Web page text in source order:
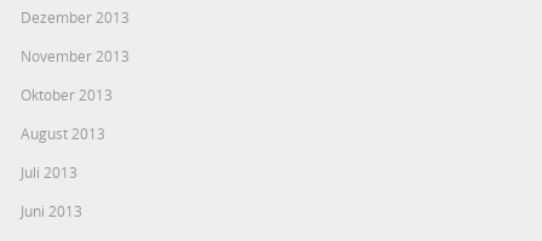
Dezember 2013
November 2013
Oktober 2013
August 2013
Juli 2013
Juni 2013